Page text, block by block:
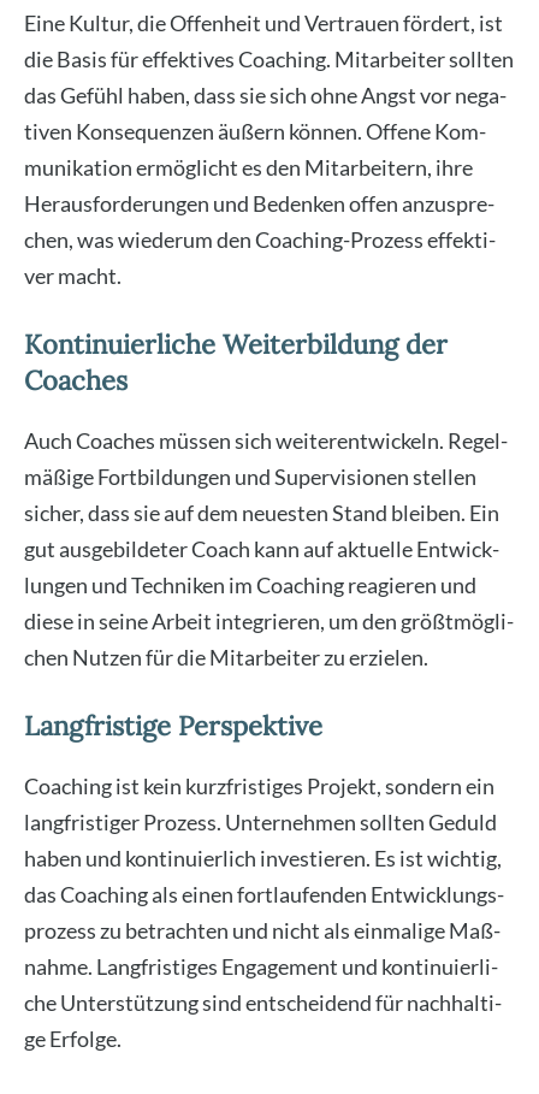
Eine Kul­tur, die Offen­heit und Ver­trau­en för­dert, ist
die Basis für effek­ti­ves Coa­ching. Mit­ar­bei­ter soll­ten
das Gefühl haben, dass sie sich ohne Angst vor nega­
ti­ven Kon­se­quen­zen äußern kön­nen. Offe­ne Kom­
mu­ni­ka­ti­on ermög­licht es den Mit­ar­bei­tern, ihre
Her­aus­for­de­run­gen und Beden­ken offen anzu­spre­
chen, was wie­der­um den Coa­ching-Pro­zess effek­ti­
ver macht.
Kontinuierliche Weiterbildung der
Coaches
Auch Coa­ches müs­sen sich wei­ter­ent­wi­ckeln. Regel­
mä­ßi­ge Fort­bil­dun­gen und Super­vi­sio­nen stel­len
sicher, dass sie auf dem neu­es­ten Stand blei­ben. Ein
gut aus­ge­bil­de­ter Coach kann auf aktu­el­le Ent­wick­
lun­gen und Tech­ni­ken im Coa­ching reagie­ren und
die­se in sei­ne Arbeit inte­grie­ren, um den größt­mög­li­
chen Nut­zen für die Mit­ar­bei­ter zu erzie­len.
Langfristige Perspektive
Coa­ching ist kein kurz­fris­ti­ges Pro­jekt, son­dern ein
lang­fris­ti­ger Pro­zess. Unter­neh­men soll­ten Geduld
haben und kon­ti­nu­ier­lich inves­tie­ren. Es ist wich­tig,
das Coa­ching als einen fort­lau­fen­den Ent­wick­lungs­
pro­zess zu betrach­ten und nicht als ein­ma­li­ge Maß­
nah­me. Lang­fris­ti­ges Enga­ge­ment und kon­ti­nu­ier­li­
che Unter­stüt­zung sind ent­schei­dend für nach­hal­ti­
ge Erfol­ge.